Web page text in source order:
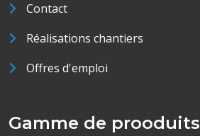
Contact
Réalisations chantiers
Offres d'emploi
Gamme de prooduits